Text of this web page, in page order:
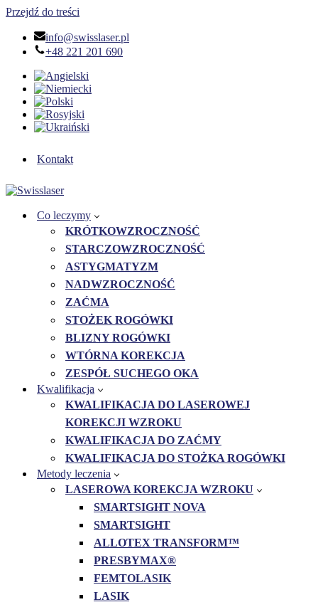
Przejdź do treści
info@swisslaser.pl
+48 221 201 690
Kontakt
Co leczymy
KRÓTKOWZROCZNOŚĆ
STARCZOWZROCZNOŚĆ
ASTYGMATYZM
NADWZROCZNOŚĆ
ZAĆMA
STOŻEK ROGÓWKI
BLIZNY ROGÓWKI
WTÓRNA KOREKCJA
ZESPÓŁ SUCHEGO OKA
Kwalifikacja
KWALIFIKACJA DO LASEROWEJ
KOREKCJI WZROKU
KWALIFIKACJA DO ZAĆMY
KWALIFIKACJA DO STOŻKA ROGÓWKI
Metody leczenia
LASEROWA KOREKCJA WZROKU
SMARTSIGHT NOVA
SMARTSIGHT
ALLOTEX TRANSFORM™
PRESBYMAX®
FEMTOLASIK
LASIK